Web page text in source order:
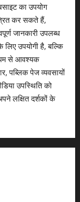
का उपयोग
कर सकते हैं,
जानकारी उपलब्ध
उपयोगी है, बल्कि
से आवश्यक
पब्लिक पेज व्यवसायों
उपस्थिति को
लक्षित दर्शकों के